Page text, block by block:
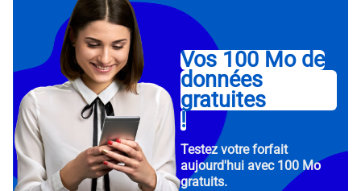
Vos 100 Mo de
données
gratuites
!
Testez votre forfait
aujourd'hui avec 100 Mo
gratuits.